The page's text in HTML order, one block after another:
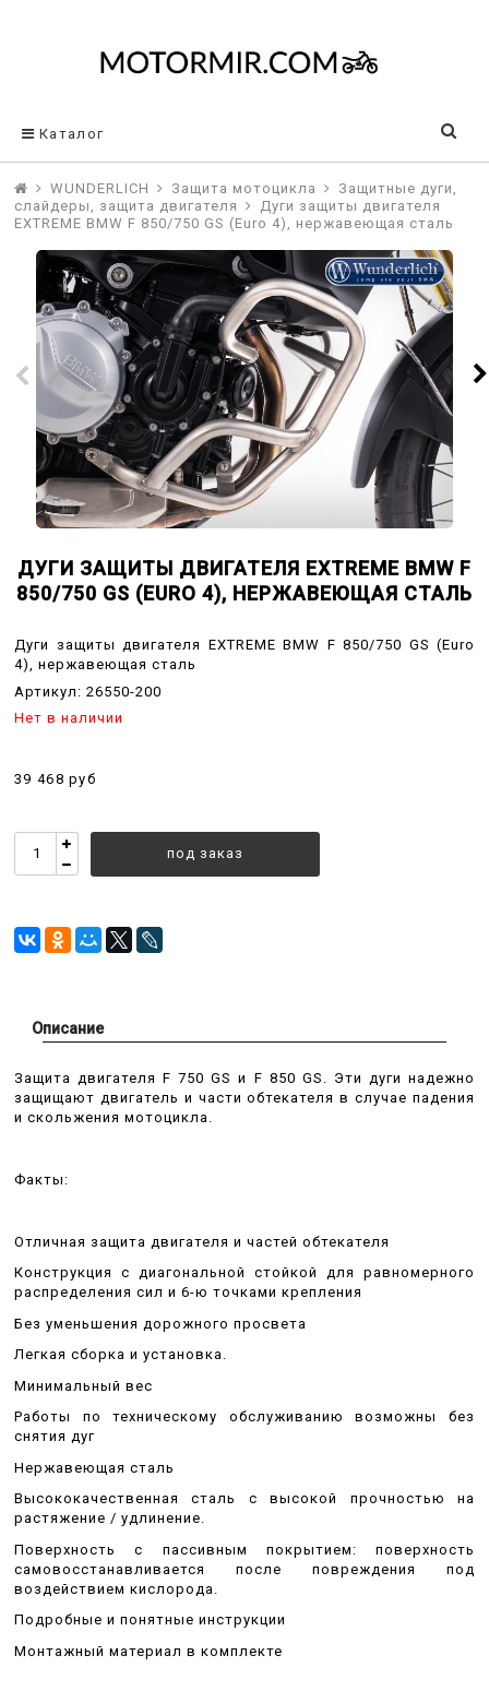
Каталог
WUNDERLICH Защита мотоцикла
Защитные дуги,
слайдеры, защита двигателя
Дуги защиты двигателя
EXTREME BMW F 850/750 GS (Euro 4), нержавеющая сталь
ДУГИ ЗАЩИТЫ ДВИГАТЕЛЯ EXTREME BMW F
850/750 GS (EURO 4), НЕРЖАВЕЮЩАЯ СТАЛЬ
Дуги защиты двигателя EXTREME BMW F 850/750 GS (Euro
4), нержавеющая сталь
Артикул: 26550-200
Нет в наличии
39 468 руб
под заказ
Описание
Защита двигателя F 750 GS и F 850 GS. Эти дуги надежно
защищают двигатель и части обтекателя в случае падения
и скольжения мотоцикла.
Факты:
Отличная защита двигателя и частей обтекателя
Конструкция с диагональной стойкой для равномерного
распределения сил и 6-ю точками крепления
Без уменьшения дорожного просвета
Легкая сборка и установка.
Минимальный вес
Работы по техническому обслуживанию возможны без
снятия дуг
Нержавеющая сталь
Высококачественная сталь с высокой прочностью на
растяжение / удлинение.
Поверхность с пассивным покрытием: поверхность
самовосстанавливается после повреждения под
воздействием кислорода.
Подробные и понятные инструкции
Монтажный материал в комплекте